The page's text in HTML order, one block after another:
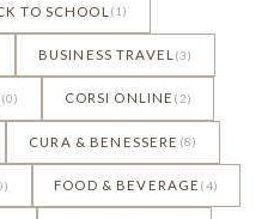
TO SCHOOL (1)
BUSINESS TRAVEL (3)
(0) CORSI ONLINE (2)
CURA & BENESSERE (8)
FOOD & BEVERAGE (4)